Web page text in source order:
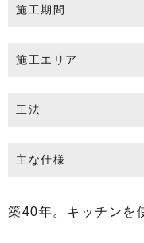
施工期間
施工エリア
工法
主な仕様
築40年。キッチンを